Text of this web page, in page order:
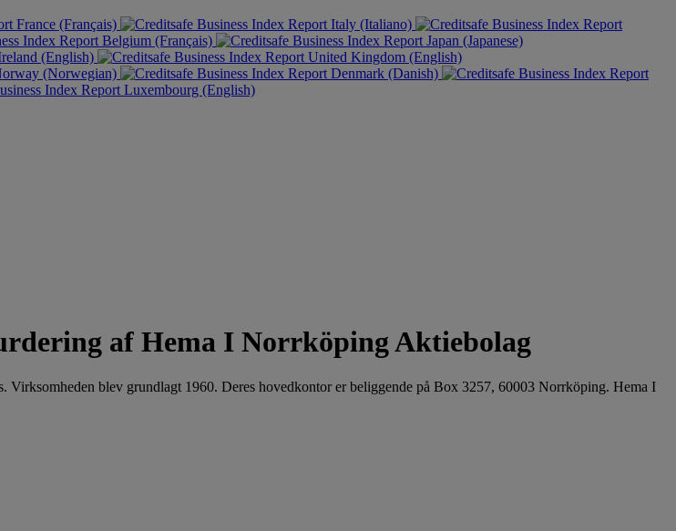
France (Français)
Italy (Italiano)
Belgium (Français)
Japan (Japanese)
(English)
United Kingdom (English)
(Norwegian)
Denmark (Danish)
Luxembourg (English)
af Hema I Norrköping Aktiebolag
blev grundlagt 1960. Deres hovedkontor er beliggende på Box 3257, 60003 Norrköping. Hema I